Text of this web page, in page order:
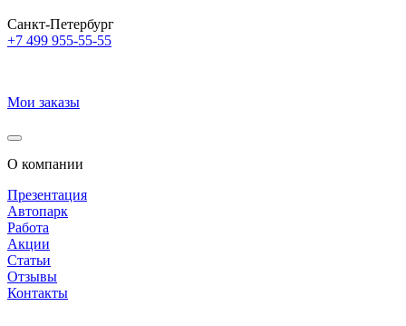
Санкт-Петербург
+7 499 955-55-55
Мои заказы
О компании
Презентация
Автопарк
Работа
Акции
Статьи
Отзывы
Контакты